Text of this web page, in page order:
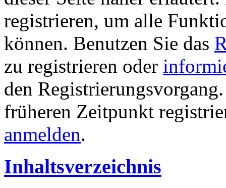
registrieren, um alle
können. Benutzen Sie das
zu registrieren oder
den
früheren Zeitpunkt
anmelden.
Inhaltsverzeichnis